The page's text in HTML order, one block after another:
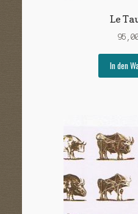
Le
In den